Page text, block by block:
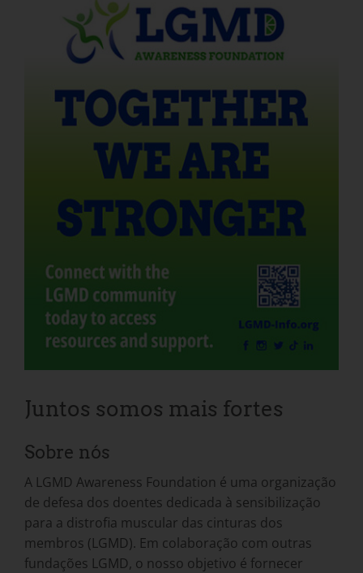
Juntos somos mais fortes
Sobre nós
A LGMD Awareness Foundation é uma organização
de defesa dos doentes dedicada à sensibilização
para a distrofia muscular das cinturas dos
membros (LGMD). Em colaboração com outras
fundações LGMD, o nosso objetivo é fornecer